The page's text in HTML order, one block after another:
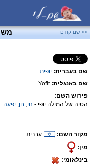
<< שם קודם
שם בעברית: יוֹפִית
שם באנגלית:Yofit
פירוש השם:
הטיה של המילה יופי - נוי, חן, יפעה.
מקור השם:
עברית
מין:
בינלאומי: